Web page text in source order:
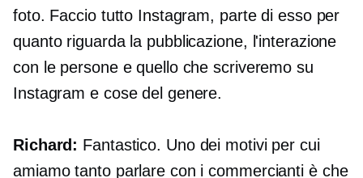
foto. Faccio tutto Instagram, parte di esso per
quanto riguarda la pubblicazione, l'interazione
con le persone e quello che scriveremo su
Instagram e cose del genere.
Richard: Fantastico. Uno dei motivi per cui
amiamo tanto parlare con i commercianti è che